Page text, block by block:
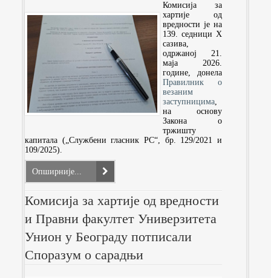
Комисија за
хартије од
вредности је на
139. седници X
сазива,
одржаној 21.
маја 2026.
године, донела
Правилник о
везаним
заступницима,
на основу
Закона о
тржишту
капитала („Службени гласник РС“, бр. 129/2021 и
109/2025).
Опширније...
Комисија за хартије од вредности
и Правни факултет Универзитета
Унион у Београду потписали
Споразум о сарадњи